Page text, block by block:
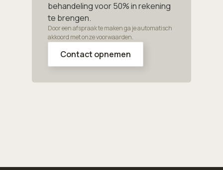
behandeling voor 50% in rekening
te brengen.
Door een afspraak te maken ga je automatisch
akkoord met onze voorwaarden.
Contact opnemen